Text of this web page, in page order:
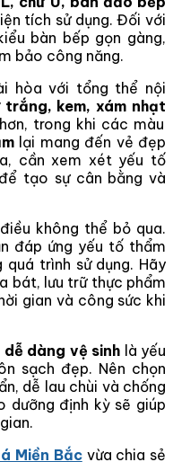
tích sử dụng. Đối với
bàn bếp gọn gàng,
bảo công năng.
hòa với tổng thể nội
trắng, kem, xám nhạt
trong khi các màu
lại mang đến vẻ đẹp
cần xem xét yếu tố
tạo sự cân bằng và
không thể bỏ qua.
đáp ứng yếu tố thẩm
trình sử dụng. Hãy
bát, lưu trữ thực phẩm
gian và công sức khi
dàng vệ sinh là yếu
sạch đẹp. Nên chọn
dễ lau chùi và chống
dưỡng định kỳ sẽ giúp
Miền Bắcvừa chia sẻ